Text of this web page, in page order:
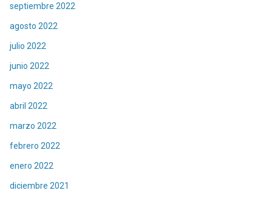
septiembre 2022
agosto 2022
julio 2022
junio 2022
mayo 2022
abril 2022
marzo 2022
febrero 2022
enero 2022
diciembre 2021